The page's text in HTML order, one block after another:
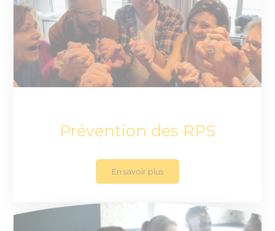
Prévention des RPS
En savoir plus